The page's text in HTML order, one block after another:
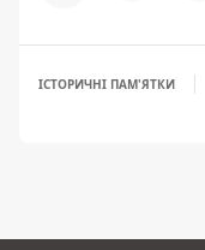
ІСТОРИЧНІ ПАМ'ЯТКИ